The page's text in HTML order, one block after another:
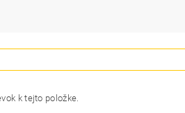
k tejto položke.